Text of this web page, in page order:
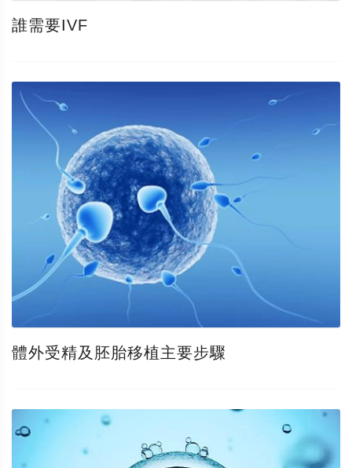
誰需要IVF
體外受精及胚胎移植主要步驟